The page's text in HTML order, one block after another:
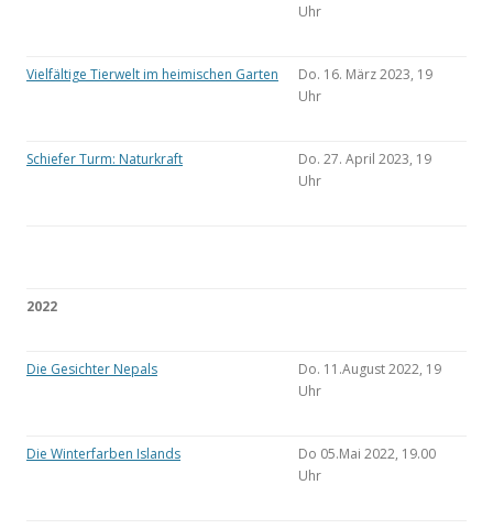
Uhr
Vielfältige Tierwelt im heimischen Garten
Do. 16. März 2023, 19
Uhr
Schiefer Turm: Naturkraft
Do. 27. April 2023, 19
Uhr
2022
Die Gesichter Nepals
Do. 11.August 2022, 19
Uhr
Die Winterfarben Islands
Do 05.Mai 2022, 19.00
Uhr